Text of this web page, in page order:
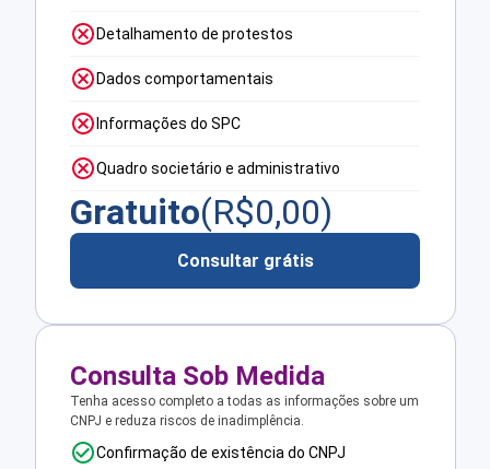
Detalhamento de protestos
Dados comportamentais
Informações do SPC
Quadro societário e administrativo
Gratuito(R$0,00)
Consultar grátis
Consulta Sob Medida
Tenha acesso completo a todas as informações sobre um
CNPJ e reduza riscos de inadimplência.
Confirmação de existência do CNPJ